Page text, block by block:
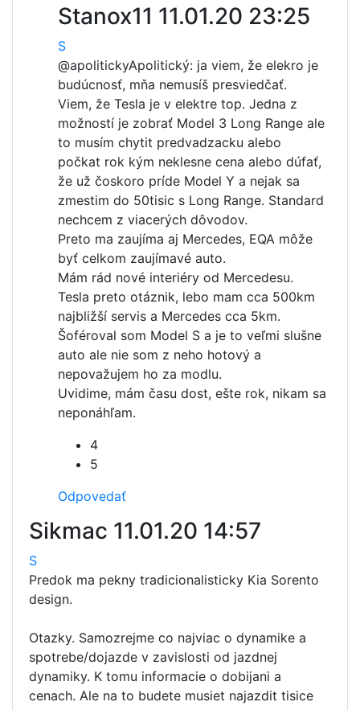
Stanox11 11.01.20 23:25
S
@apolitickyApolitický: ja viem, že elekro je
budúcnosť, mňa nemusíš presviedčať.
Viem, že Tesla je v elektre top. Jedna z
možností je zobrať Model 3 Long Range ale
to musím chytit predvadzacku alebo
počkat rok kým neklesne cena alebo dúfať,
že už čoskoro príde Model Y a nejak sa
zmestim do 50tisic s Long Range. Standard
nechcem z viacerých dôvodov.
Preto ma zaujíma aj Mercedes, EQA môže
byť celkom zaujímavé auto.
Mám rád nové interiéry od Mercedesu.
Tesla preto otáznik, lebo mam cca 500km
najbližší servis a Mercedes cca 5km.
Šoféroval som Model S a je to veľmi slušne
auto ale nie som z neho hotový a
nepovažujem ho za modlu.
Uvidime, mám času dost, ešte rok, nikam sa
neponáhľam.
4
5
Odpovedať
Sikmac 11.01.20 14:57
S
Predok ma pekny tradicionalisticky Kia Sorento
design.
Otazky. Samozrejme co najviac o dynamike a
spotrebe/dojazde v zavislosti od jazdnej
dynamiky. K tomu informacie o dobijani a
cenach. Ale na to budete musiet najazdit tisice